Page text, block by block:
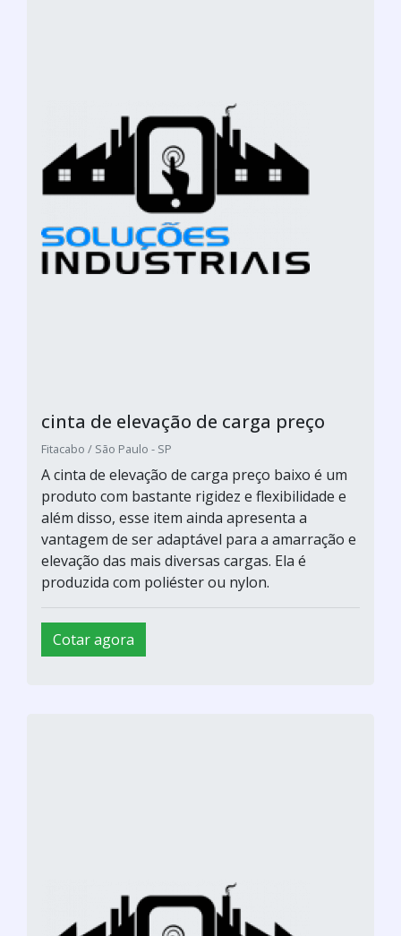
cinta de elevação de carga preço
Fitacabo / São Paulo - SP
A cinta de elevação de carga preço baixo é um
produto com bastante rigidez e flexibilidade e
além disso, esse item ainda apresenta a
vantagem de ser adaptável para a amarração e
elevação das mais diversas cargas. Ela é
produzida com poliéster ou nylon.
Cotar agora